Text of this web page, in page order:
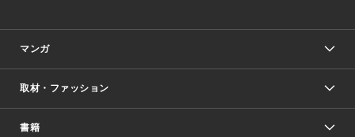
マンガ
少年マンガ
取材・ファッション
書籍